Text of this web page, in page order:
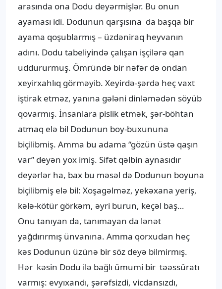
arasında ona Dodu deyərmişlər. Bu onun
ayaması idi. Dodunun qarşısına da başqa bir
ayama qoşublarmış – üzdəniraq heyvanın
adını. Dodu tabeliyində çalışan işçilərə qan
uddururmuş. Ömründə bir nəfər də ondan
xeyirxahlıq görməyib. Xeyirdə-şərdə heç vaxt
iştirak etməz, yanına gələni dinləmədən söyüb
qovarmış. İnsanlara pislik etmək, şər-böhtan
atmaq elə bil Dodunun boy-buxununa
biçilibmiş. Amma bu adama “gözün üstə qaşın
var” deyən yox imiş. Sifət qəlbin aynasıdır
deyərlər ha, bax bu məsəl də Dodunun boyuna
biçilibmiş elə bil: Xoşagəlməz, yekəxana yeriş,
kələ-kötür görkəm, əyri burun, keçəl baş…
Onu tanıyan da, tanımayan da lənət
yağdırırmış ünvanına. Amma qorxudan heç
kəs Dodunun üzünə bir söz deyə bilmirmış.
Hər kəsin Dodu ilə bağlı ümumi bir təəssüratı
varmış: evyıxandı, şərəfsizdi, vicdansızdı,